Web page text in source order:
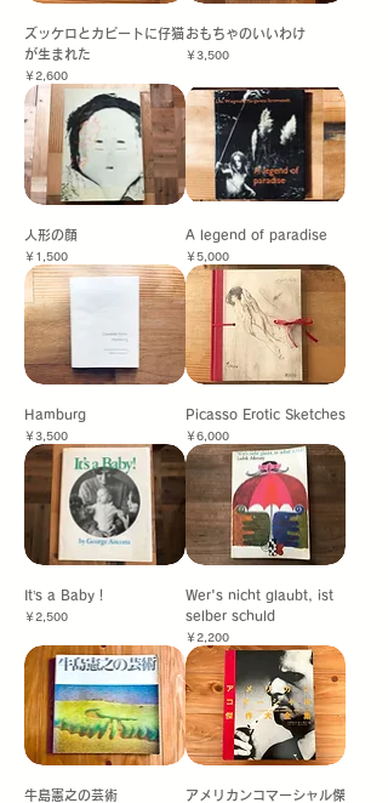
ズッケロとカピートに仔猫
が生まれた
価格
￥2,600
おもちゃのいいわけ
価格
￥3,500
人形の顔
価格
￥1,500
A legend of paradise
価格
￥5,000
Hamburg
価格
￥3,500
Picasso Erotic Sketches
価格
￥6,000
It’s a Baby！
価格
￥2,500
Wer's nicht glaubt, ist
selber schuld
価格
￥2,200
牛島憲之の芸術
アメリカンコマーシャル傑